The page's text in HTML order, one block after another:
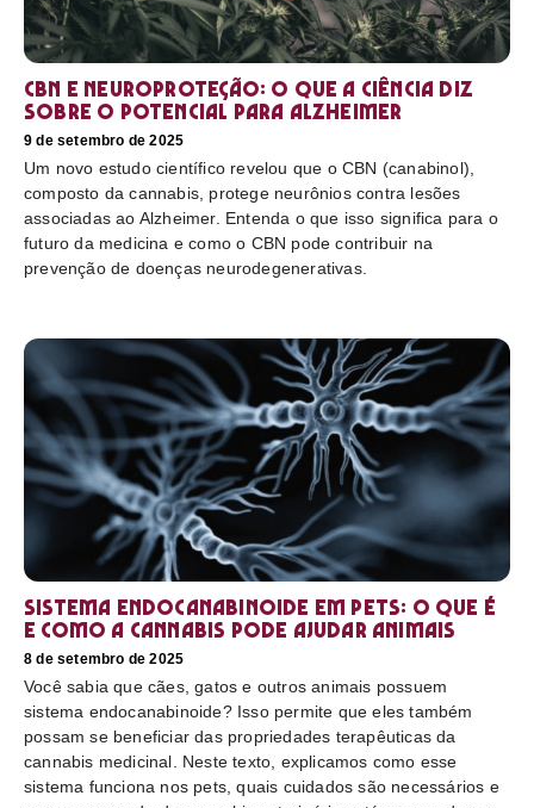
CBN e neuroproteção: o que a ciência diz
sobre o potencial para Alzheimer
9 de setembro de 2025
Um novo estudo científico revelou que o CBN (canabinol),
composto da cannabis, protege neurônios contra lesões
associadas ao Alzheimer. Entenda o que isso significa para o
futuro da medicina e como o CBN pode contribuir na
prevenção de doenças neurodegenerativas.
Sistema endocanabinoide em pets: o que é
e como a cannabis pode ajudar animais
8 de setembro de 2025
Você sabia que cães, gatos e outros animais possuem
sistema endocanabinoide? Isso permite que eles também
possam se beneficiar das propriedades terapêuticas da
cannabis medicinal. Neste texto, explicamos como esse
sistema funciona nos pets, quais cuidados são necessários e